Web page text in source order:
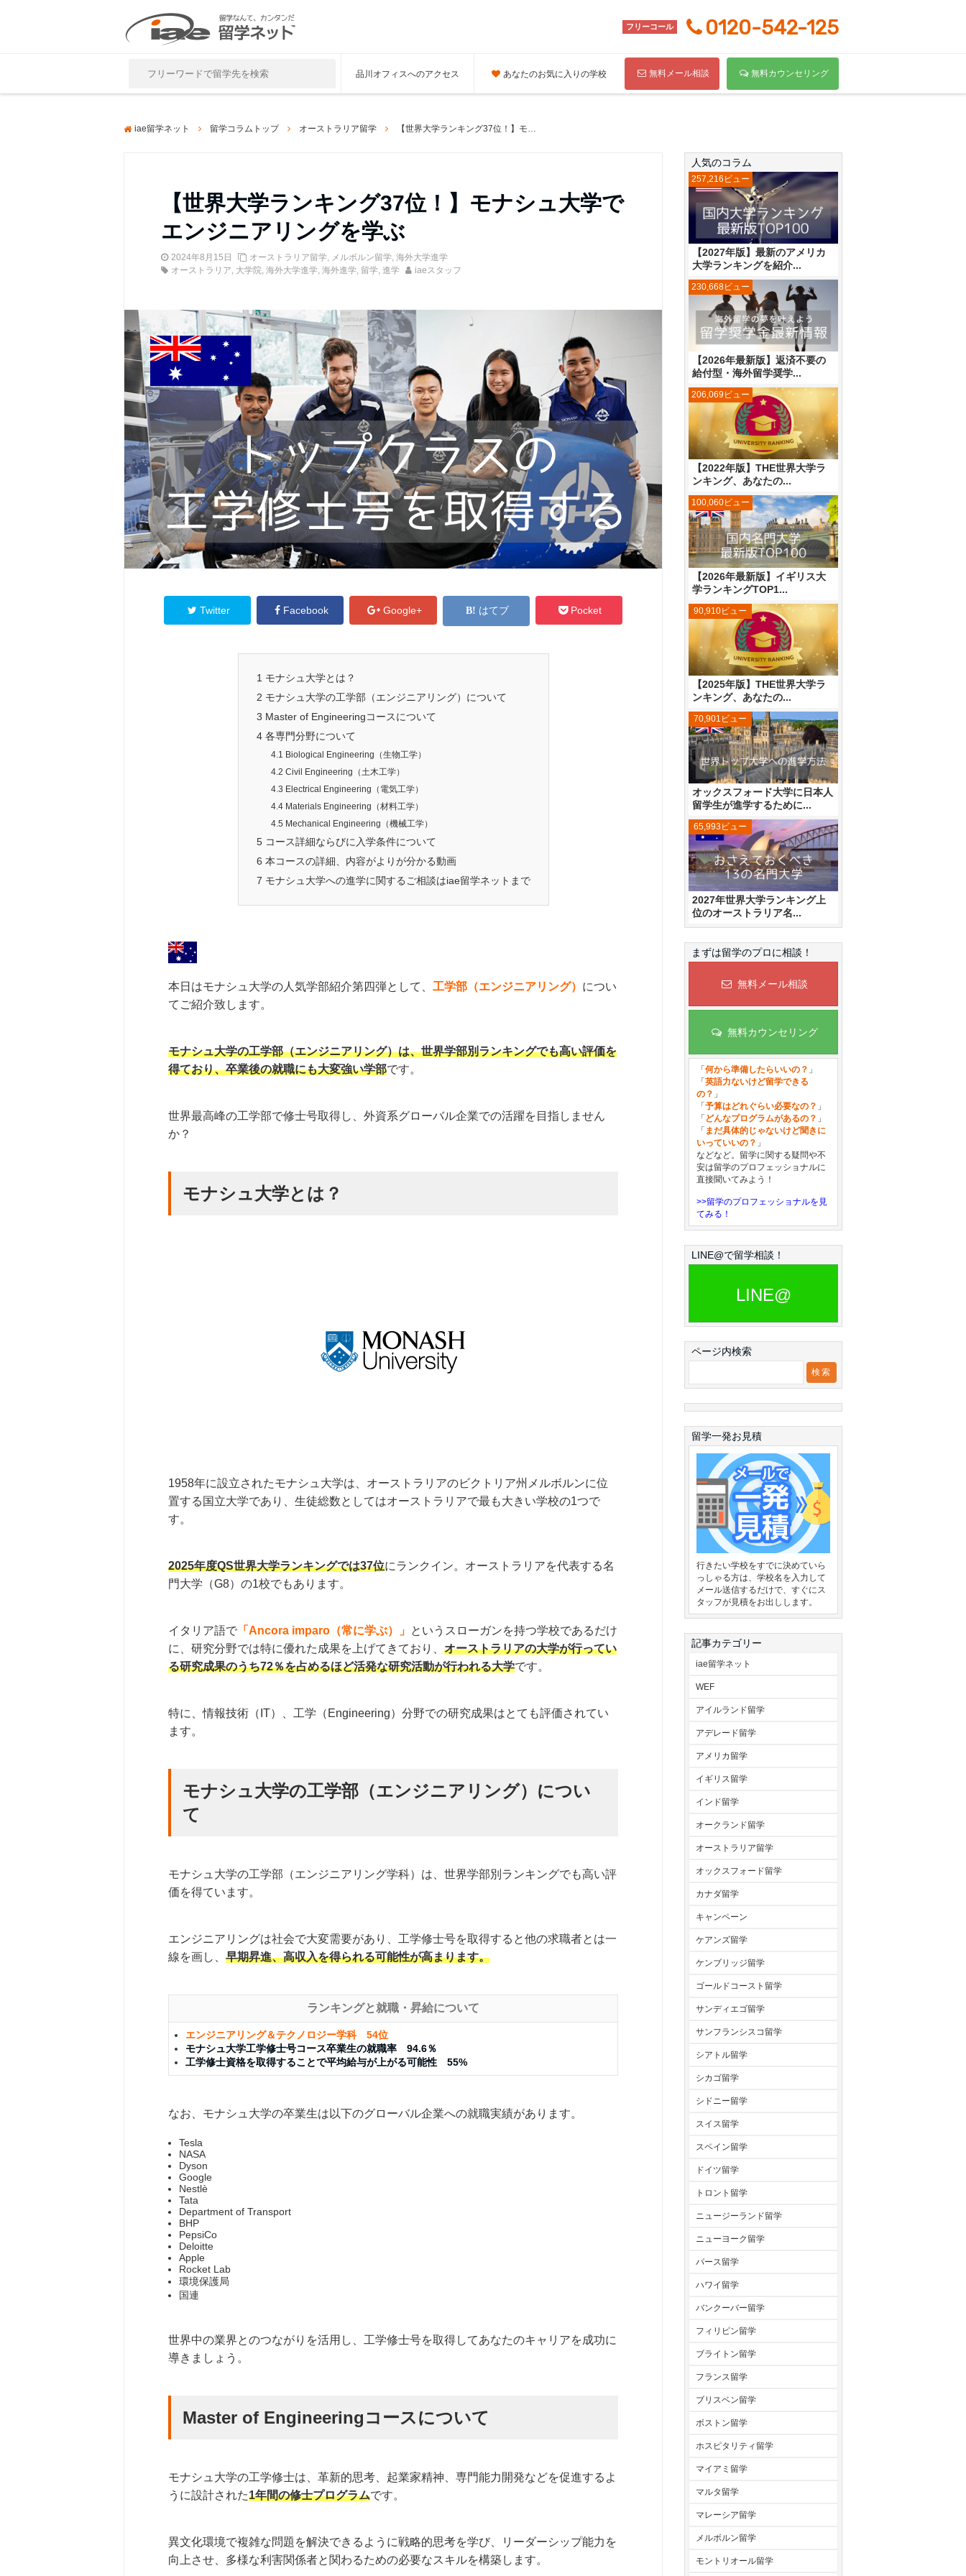
フリーコール 0120-542-125
品川オフィスへのアクセス あなたのお気に入りの学校 無料メール相談 無料カウンセリング
iae留学ネット 留学コラムトップ オーストラリア留学 【世界大学ランキング37位！】モナシュ大学でエンジニアリングを学ぶ
【世界大学ランキング37位！】モナシュ大学で
エンジニアリングを学ぶ
2024年8月15日 オーストラリア留学, メルボルン留学, 海外大学進学
オーストラリア, 大学院, 海外大学進学, 海外進学, 留学, 進学 iaeスタッフ
Twitter Facebook Google+ はてブ Pocket
1 モナシュ大学とは？
2 モナシュ大学の工学部（エンジニアリング）について
3 Master of Engineeringコースについて
4各専門分野について
4.1 Biological Engineering（生物工学）
4.2 Civil Engineering（土木工学）
4.3 Electrical Engineering（電気工学）
4.4 Materials Engineering（材料工学）
4.5 Mechanical Engineering（機械工学）
5コース詳細ならびに入学条件について
6 本コースの詳細、内容がよりが分かる動画
7 モナシュ大学への進学に関するご相談はiae留学ネットまで
本日はモナシュ大学の人気学部紹介第四弾として、 工学部（エンジニアリング） につい
てご紹介致します。
モナシュ大学の工学部（エンジニアリング）は、世界学部別ランキングでも高い評価を
得ており、卒業後の就職にも大変強い学部です。
世界最高峰の工学部で修士号取得し、外資系グローバル企業での活躍を目指しません
か？
モナシュ大学とは？
1958年に設立されたモナシュ大学は、オーストラリアのビクトリア州メルボルンに位
置する国立大学であり、生徒総数としてはオーストラリアで最も大きい学校の1つで
す。
2025年度QS世界大学ランキングでは37位にランクイン。オーストラリアを代表する名
門大学（G8）の1校でもあります。
イタリア語で 「Ancora imparo（常に学ぶ）」 というスローガンを持つ学校であるだけ
に、研究分野では特に優れた成果を上げてきており、 オーストラリアの大学が行ってい
る研究成果のうち72％を占めるほど活発な研究活動が行われる大学です。
特に、情報技術（IT）、工学（Engineering）分野での研究成果はとても評価されてい
ます。
モナシュ大学の工学部（エンジニアリング）につい
て
モナシュ大学の工学部（エンジニアリング学科）は、世界学部別ランキングでも高い評
価を得ています。
エンジニアリングは社会で大変需要があり、工学修士号を取得すると他の求職者とは一
線を画し、 早期昇進、高収入を得られる可能性が高まります。
ランキングと就職・昇給について
エンジニアリング＆テクノロジー学科 54位
モナシュ大学工学修士号コース卒業生の就職率 94.6％
工学修士資格を取得することで平均給与が上がる可能性 55%
なお、モナシュ大学の卒業生は以下のグローバル企業への就職実績があります。
Tesla
NASA
Dyson
Google
Nestlè
Tata
Department of Transport
BHP
PepsiCo
Deloitte
Apple
Rocket Lab
環境保護局
国連
世界中の業界とのつながりを活用し、工学修士号を取得してあなたのキャリアを成功に
導きましょう。
Master of Engineeringコースについて
モナシュ大学の工学修士は、革新的思考、起業家精神、専門能力開発などを促進するよ
うに設計された1年間の修士プログラムです。
異文化環境で複雑な問題を解決できるように戦略的思考を学び、リーダーシップ能力を
向上させ、多様な利害関係者と関わるための必要なスキルを構築します。
人気のコラム
【2027年版】最新のアメリカ
大学ランキングを紹介...
257,216ビュー
【2026年最新版】返済不要の
給付型・海外留学奨学...
230,668ビュー
【2022年版】THE世界大学ラ
ンキング、あなたの...
206,069ビュー
【2026年最新版】イギリス大
学ランキングTOP1...
100,060ビュー
【2025年版】THE世界大学ラ
ンキング、あなたの...
90,910ビュー
オックスフォード大学に日本人
留学生が進学するために...
70,901ビュー
2027年世界大学ランキング上
位のオーストラリア名...
65,993ビュー
まずは留学のプロに相談！
無料メール相談
無料カウンセリング
「 何から準備したらいいの？ 」
「 英語力ないけど留学できる
の？ 」
「 予算はどれぐらい必要なの？ 」
「 どんなプログラムがあるの？ 」
「 まだ具体的じゃないけど聞きに
いっていいの？ 」
などなど。留学に関する疑問や不
安は留学のプロフェッショナルに
直接聞いてみよう！
>>留学のプロフェッショナルを見
てみる！
LINE@で留学相談！
LINE@
ページ内検索
留学一発お見積
行きたい学校をすでに決めていら
っしゃる方は、学校名を入力して
メール送信するだけで、すぐにス
タッフが見積をお出しします。
記事カテゴリー
iae留学ネット
WEF
アイルランド留学
アデレード留学
アメリカ留学
イギリス留学
インド留学
オークランド留学
オーストラリア留学
オックスフォード留学
カナダ留学
キャンペーン
ケアンズ留学
ケンブリッジ留学
ゴールドコースト留学
サンディエゴ留学
サンフランシスコ留学
シアトル留学
シカゴ留学
シドニー留学
スイス留学
スペイン留学
ドイツ留学
トロント留学
ニュージーランド留学
ニューヨーク留学
パース留学
ハワイ留学
バンクーバー留学
フィリピン留学
ブライトン留学
フランス留学
ブリスベン留学
ボストン留学
ホスピタリティ留学
マイアミ留学
マルタ留学
マレーシア留学
メルボルン留学
モントリオール留学